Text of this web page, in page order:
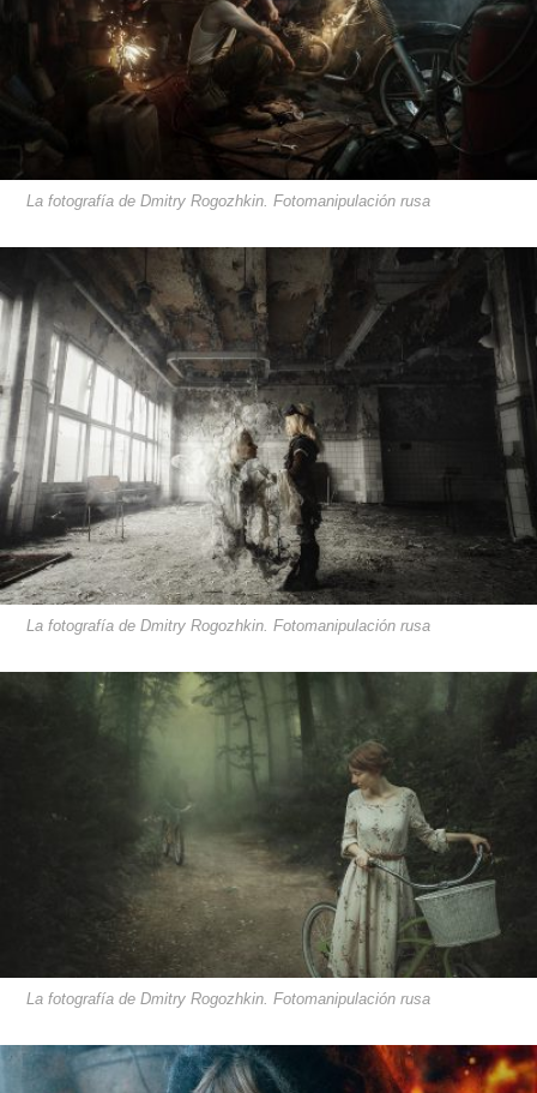
La fotografía de Dmitry Rogozhkin. Fotomanipulación rusa
La fotografía de Dmitry Rogozhkin. Fotomanipulación rusa
La fotografía de Dmitry Rogozhkin. Fotomanipulación rusa